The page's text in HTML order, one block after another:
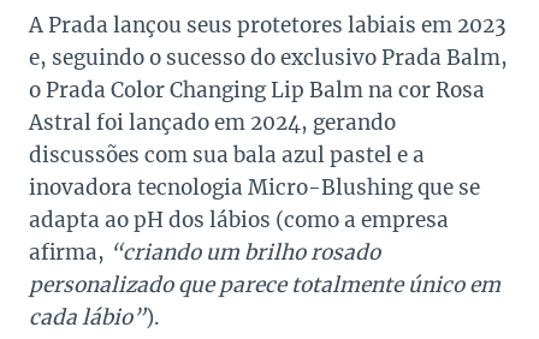
A Prada lançou seus protetores labiais em 2023
e, seguindo o sucesso do exclusivo Prada Balm,
o Prada Color Changing Lip Balm na cor Rosa
Astral foi lançado em 2024, gerando
discussões com sua bala azul pastel e a
inovadora tecnologia Micro-Blushing que se
adapta ao pH dos lábios (como a empresa
afirma, “criando um brilho rosado
personalizado que parece totalmente único em
cada lábio”).